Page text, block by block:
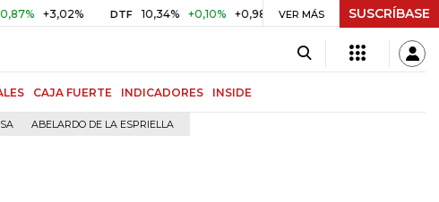
DTF 10,34% +0,10% +0,98% UVR $ 417,01 +$ 0,05 +0,01%
VER MÁS SUSCRÍBASE
CAJA FUERTE INDICADORES INSIDE
ABELARDO DE LA ESPRIELLA